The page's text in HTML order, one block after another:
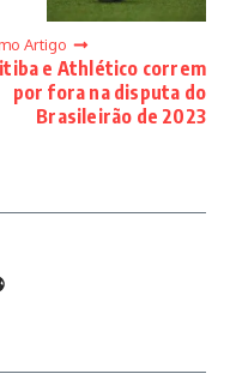
Artigo
e Athlético correm
por fora na disputa do
Brasileirão de 2023